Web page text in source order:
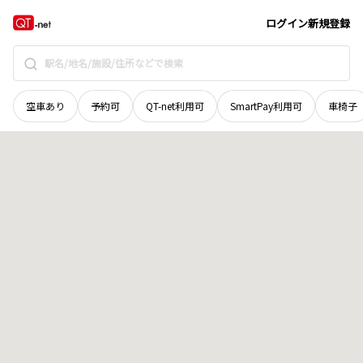
ログイン新規登録
空車あり 予約可 QT-net利用可 SmartPay利用可 車椅子
愛媛県